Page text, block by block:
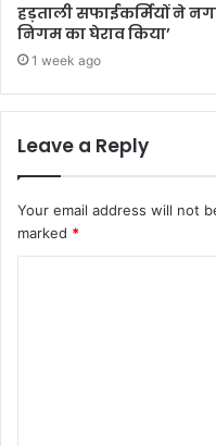
हड़ताली सफाईकर्मियों ने
निगम का घेराव किया’
1 week ago
Leave a Reply
Your email address will not
marked *